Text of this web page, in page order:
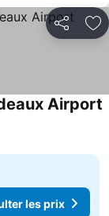
Partager
Airport
les prix